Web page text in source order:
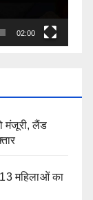
02:00
मंजूरी, लैंड
महिलाओं का